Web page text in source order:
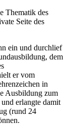
Thematik des
Seite des
ein und durchlief
dem
er vom
in
Ausbildung zum
erlangte damit
(rund 24